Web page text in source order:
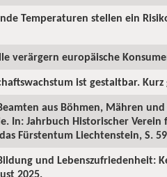
Temperaturen stellen ein
verärgern europäische
ist gestaltbar.
aus Böhmen, Mähren
In: Jahrbuch Historischer Verein
Fürstentum Liechtenstein, S.
und Lebenszufriedenheit:
2025.